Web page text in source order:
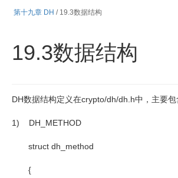
第十九章 DH / 19.3数据结构
19.3数据结构
DH数据结构定义在crypto/dh/dh.h中，主要包
1) DH_METHOD
struct dh_method
{